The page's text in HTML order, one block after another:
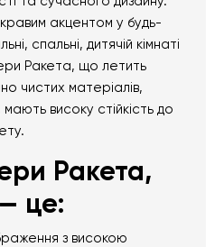
акцентом у будь-
спальні, дитячій кімнаті
Ракета, що летить
чистих матеріалів,
високу стійкість до
Ракета,
це:
з високою